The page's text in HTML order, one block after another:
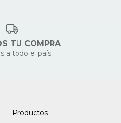
TU COMPRA
a todo el país
Productos